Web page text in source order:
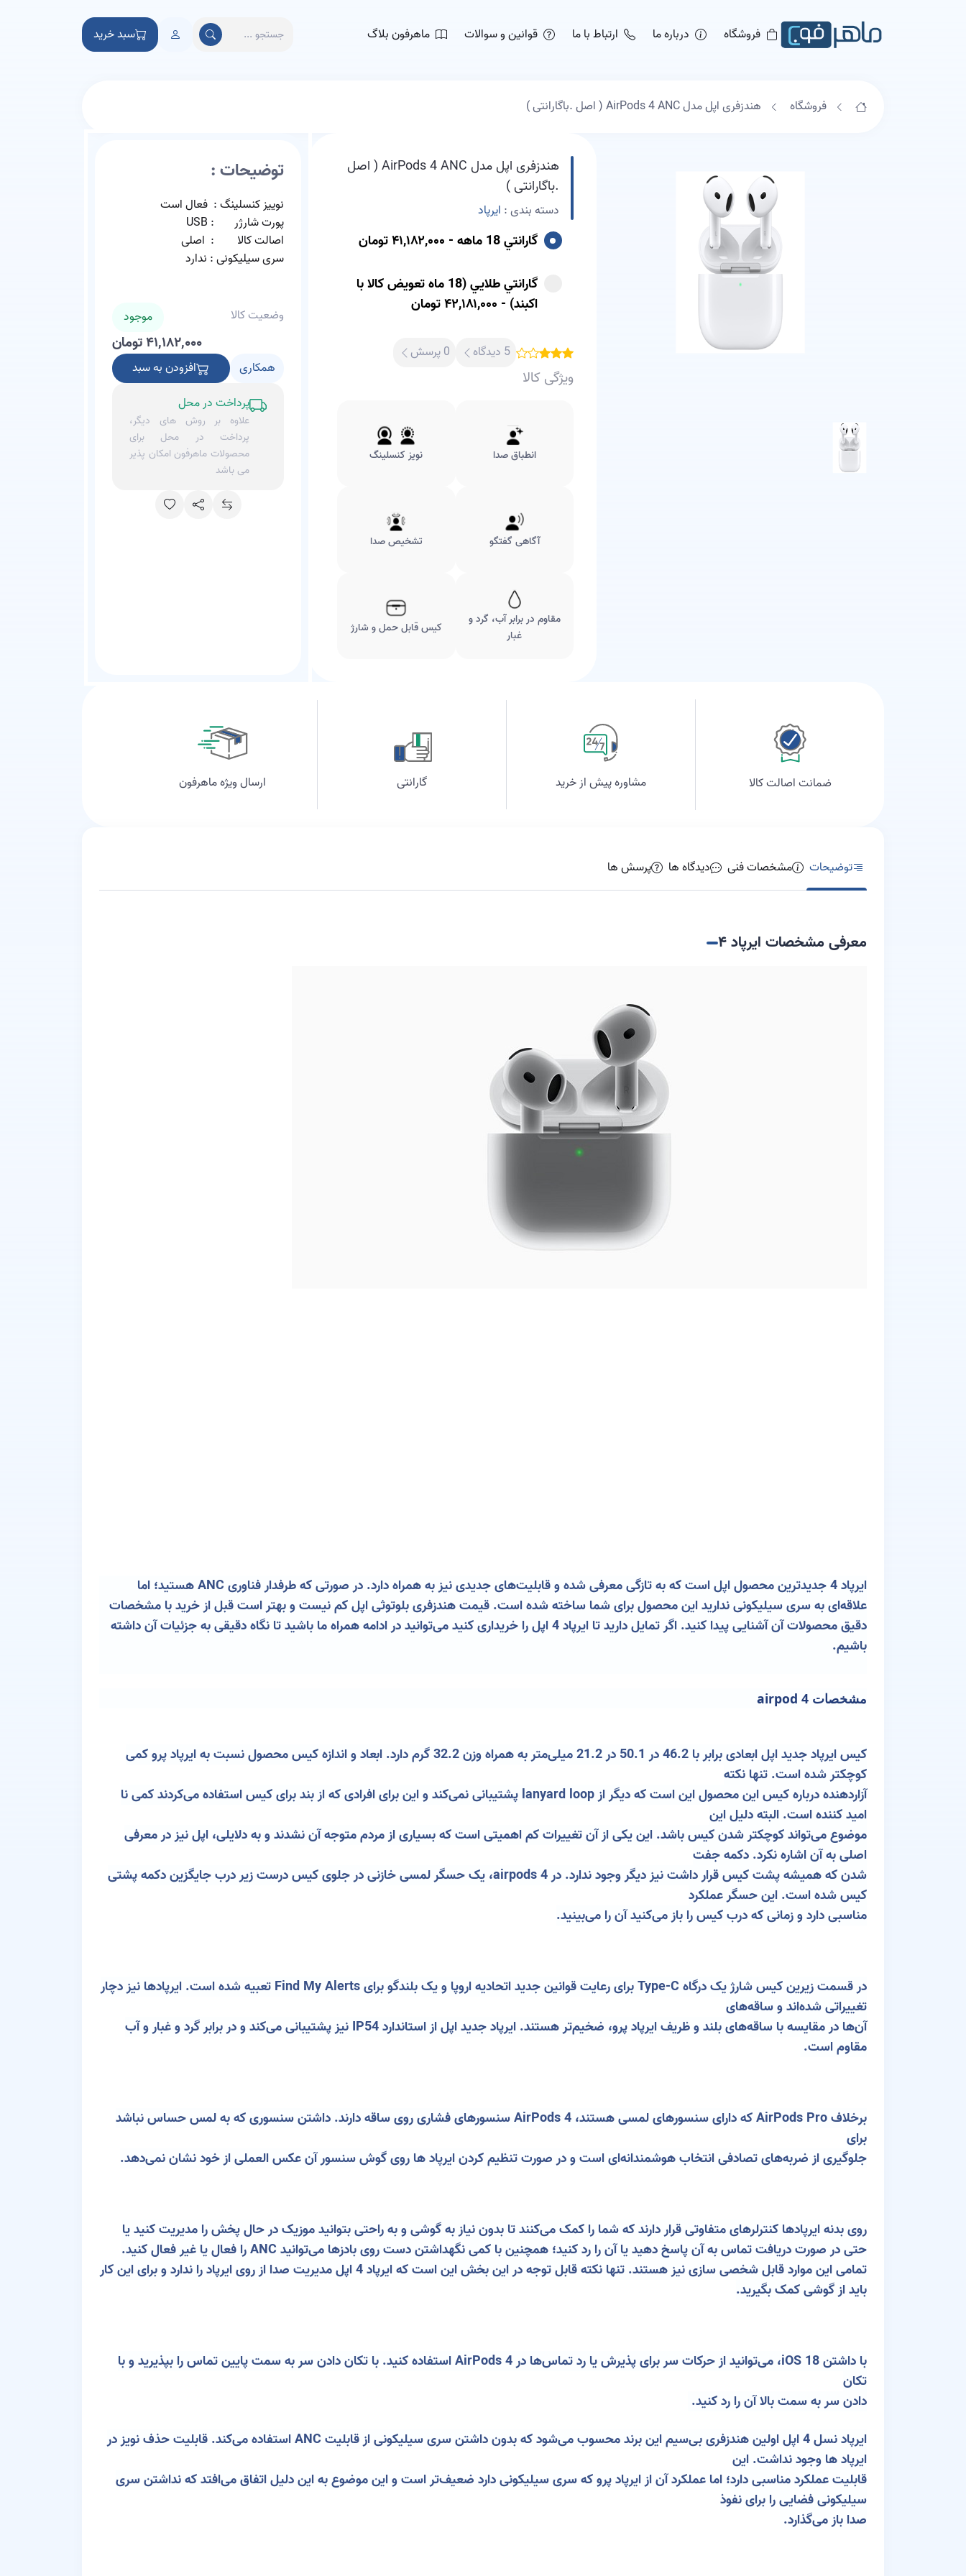
فروشگاه درباره ما ارتباط با ما قوانین و سوالات ماهرفون بلاگ سبد خرید
فروشگاه هندزفری اپل مدل AirPods 4 ANC ( اصل .باگارانتی )
هندزفری اپل مدل AirPods 4 ANC ( اصل
.باگارانتی )
دسته بندی : ایرپاد
گارانتي 18 ماهه - ۴۱,۱۸۲,۰۰۰ تومان
گارانتي طلايي (18 ماه تعويض کالا با
اکبند) - ۴۲,۱۸۱,۰۰۰ تومان
5 دیدگاه 0 پرسش
ویژگی کالا
انطباق صدا نویز کنسلینگ
آگاهی گفتگو تشخیص صدا
مقاوم در برابر آب، گرد و
غبار
کیس قابل حمل و شارژ
توضیحات :
نوییز کنسلینگ : فعال است
پورت شارژر : USB
اصالت کالا : اصلی
سری سیلیکونی : ندارد
وضعیت کالا موجود
۴۱,۱۸۲,۰۰۰ تومان
همکاری
افزودن به سبد
پرداخت در محل
علاوه بر روش های دیگر،
پرداخت در محل برای
محصولات ماهرفون امکان پذیر
می باشد
ضمانت اصالت کالا مشاوره پیش از خرید گارانتی ارسال ویژه ماهرفون
توضیحات مشخصات فنی دیدگاه ها پرسش ها
معرفی مشخصات ایرپاد ۴
ایرپاد 4 جدیدترین محصول اپل است که به تازگی معرفی شده و قابلیت‌های جدیدی نیز به همراه دارد. در صورتی که طرفدار فناوری ANC هستید؛ اما
علاقه‌ای به سری سیلیکونی ندارید این محصول برای شما ساخته شده است. قیمت هندزفری بلوتوثی اپل کم نیست و بهتر است قبل از خرید با مشخصات
دقیق محصولات آن آشنایی پیدا کنید. اگر تمایل دارید تا ایرپاد 4 اپل را خریداری کنید می‌توانید در ادامه همراه ما باشید تا نگاه دقیقی به جزئیات آن داشته
باشیم.
مشخصات airpod 4
کیس ایرپاد جدید اپل ابعادی برابر با 46.2 در 50.1 در 21.2 میلی‌متر به همراه وزن 32.2 گرم دارد. ابعاد و اندازه کیس محصول نسبت به ایرپاد پرو کمی
کوچکتر شده است. تنها نکته
آزاردهنده درباره کیس این محصول این است که دیگر از lanyard loop پشتیبانی نمی‌کند و این برای افرادی که از بند برای کیس استفاده می‌کردند کمی نا
امید کننده است. البته دلیل این
موضوع می‌تواند کوچکتر شدن کیس باشد. این یکی از آن تغییرات کم اهمیتی است که بسیاری از مردم متوجه آن نشدند و به دلایلی، اپل نیز در معرفی
اصلی به آن اشاره نکرد. دکمه جفت
شدن که همیشه پشت کیس قرار داشت نیز دیگر وجود ندارد. در airpods 4، یک حسگر لمسی خازنی در جلوی کیس درست زیر درب جایگزین دکمه پشتی
کیس شده است. این حسگر عملکرد
مناسبی دارد و زمانی که درب کیس را باز می‌کنید آن را می‌بینید.
در قسمت زیرین کیس شارژ یک درگاه Type-C برای رعایت قوانین جدید اتحادیه اروپا و یک بلندگو برای Find My Alerts تعبیه شده است. ایرپادها نیز دچار
تغییراتی شده‌اند و ساقه‌های
آن‌ها در مقایسه با ساقه‌های بلند و ظریف ایرپاد پرو، ضخیم‌تر هستند. ایرپاد جدید اپل از استاندارد IP54 نیز پشتیبانی می‌کند و در برابر گرد و غبار و آب
مقاوم است.
برخلاف AirPods Pro که دارای سنسورهای لمسی هستند، AirPods 4 سنسورهای فشاری روی ساقه دارند. داشتن سنسوری که به لمس حساس نباشد
برای
جلوگیری از ضربه‌های تصادفی انتخاب هوشمندانه‌ای است و در صورت تنظیم کردن ایرپاد ها روی گوش سنسور آن عکس العملی از خود نشان نمی‌دهد.
روی بدنه ایرپادها کنترلرهای متفاوتی قرار دارند که شما را کمک می‌کنند تا بدون نیاز به گوشی و به راحتی بتوانید موزیک در حال پخش را مدیریت کنید یا
حتی در صورت دریافت تماس به آن پاسخ دهید یا آن را رد کنید؛ همچنین با کمی نگهداشتن دست روی بادزها می‌توانید ANC را فعال یا غیر فعال کنید.
تمامی این موارد قابل شخصی سازی نیز هستند. تنها نکته قابل توجه در این بخش این است که ایرپاد 4 اپل مدیریت صدا از روی ایرپاد را ندارد و برای این کار
باید از گوشی کمک بگیرید.
با داشتن iOS 18، می‌توانید از حرکات سر برای پذیرش یا رد تماس‌ها در AirPods 4 استفاده کنید. با تکان دادن سر به سمت پایین تماس را بپذیرید و با
تکان
دادن سر به سمت بالا آن را رد کنید.
ایرپاد نسل 4 اپل اولین هندزفری بی‌سیم این برند محسوب می‌شود که بدون داشتن سری سیلیکونی از قابلیت ANC استفاده می‌کند. قابلیت حذف نویز در
ایرپاد ها وجود نداشت. این
قابلیت عملکرد مناسبی دارد؛ اما عملکرد آن از ایرپاد پرو که سری سیلیکونی دارد ضعیف‌تر است و این موضوع به این دلیل اتفاق می‌افتد که نداشتن سری
سیلیکونی فضایی را برای نفوذ
صدا باز می‌گذارد.